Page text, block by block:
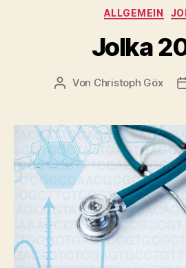
ALLGEMEIN
Jolka
Von Christoph Göx